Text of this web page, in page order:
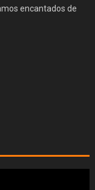
encantados de